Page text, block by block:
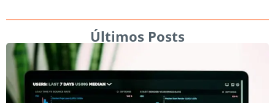
Últimos Posts